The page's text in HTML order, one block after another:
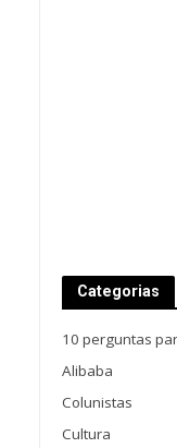
Categorias
10 perguntas
Alibaba
Colunistas
Cultura